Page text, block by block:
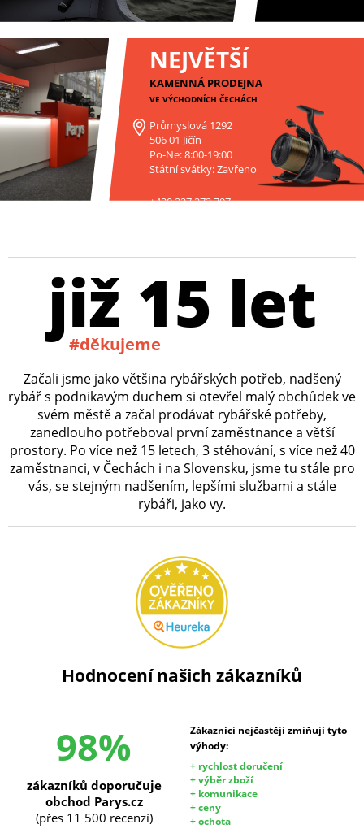
NEJVĚTŠÍ
KAMENNÁ PRODEJNA
VE VÝCHODNÍCH ČECHÁCH
Průmyslová 1292
506 01 Jičín
Po-Ne: 8:00-19:00
Státní svátky: Zavřeno
+420 227 272 797
již 15 let
#děkujeme
Začali jsme jako většina rybářských potřeb, nadšený
rybář s podnikavým duchem si otevřel malý obchůdek ve
svém městě a začal prodávat rybářské potřeby,
zanedlouho potřeboval první zaměstnance a větší
prostory. Po více než 15 letech, 3 stěhování, s více než 40
zaměstnanci, v Čechách i na Slovensku, jsme tu stále pro
vás, se stejným nadšením, lepšími službami a stále
rybáři, jako vy.
Hodnocení našich zákazníků
98%
Zákazníci nejčastěji zmiňují tyto
výhody:
+ rychlost doručení
+ výběr zboží
+ komunikace
+ ceny
+ ochota
zákazníků doporučuje
obchod Parys.cz
(přes 11 500 recenzí)